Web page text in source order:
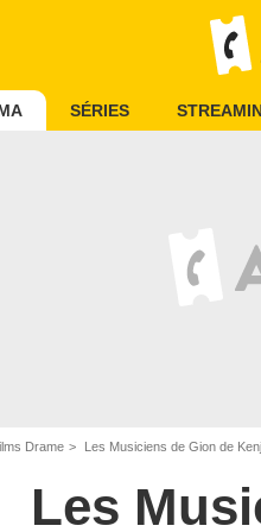
SÉRIES
Drame Les Musiciens de Gion de
Les